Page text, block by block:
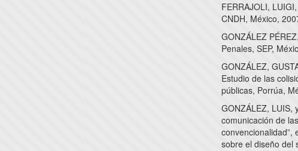
FERRAJOLI,
CNDH, México,
GONZÁLEZ
Penales, SEP,
GONZÁLEZ,
Estudio de las
públicas, Porrúa,
GONZÁLEZ, LUIS,
comunicación de
convencionalidad”,
sobre el diseño del